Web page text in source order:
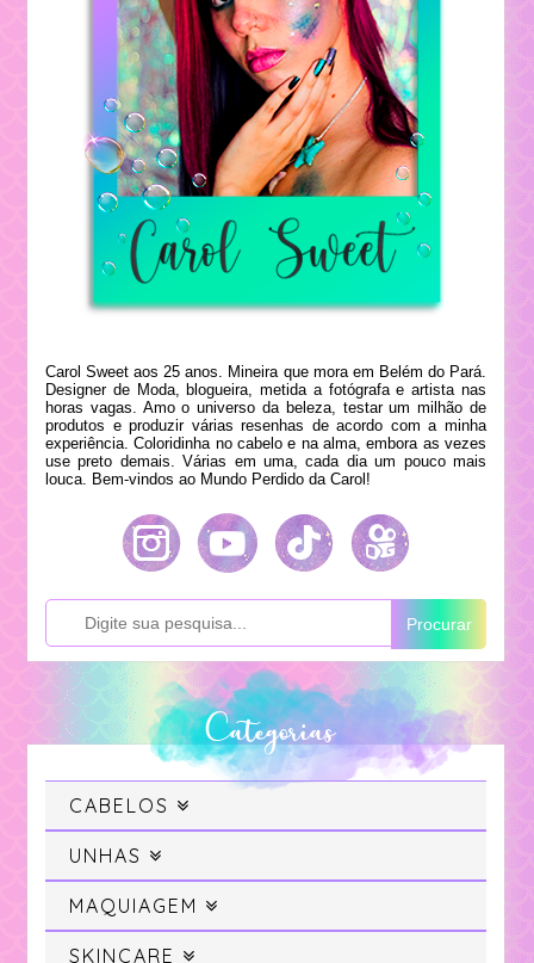
Carol Sweet aos 25 anos. Mineira que mora em Belém do Pará.
Designer de Moda, blogueira, metida a fotógrafa e artista nas
horas vagas. Amo o universo da beleza, testar um milhão de
produtos e produzir várias resenhas de acordo com a minha
experiência. Coloridinha no cabelo e na alma, embora as vezes
use preto demais. Várias em uma, cada dia um pouco mais
louca. Bem-vindos ao Mundo Perdido da Carol!
Procurar
Categorias
CABELOS
Cabelo
Cabelo Colorido
UNHAS
Swatches
MAQUIAGEM
Maquiagem
SKINCARE